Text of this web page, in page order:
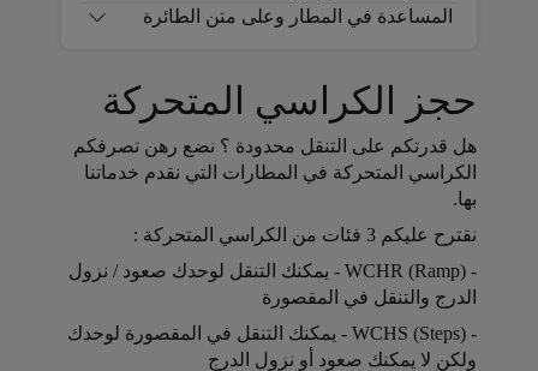
المساعدة في المطار وعلى متن الطائرة
حجز الكراسي المتحركة
هل قدرتكم على التنقل محدودة ؟ نضع رهن تصرفكم
الكراسي المتحركة في المطارات التي نقدم خدماتنا
بها.
Open in a new window
نقترح عليكم 3 فئات من الكراسي المتحركة :
Open in a new window- WCHR (Ramp) - يمكنك التنقل لوحدك صعود / نزول
الدرج والتنقل في المقصورة
Open in a new window- WCHS (Steps) - يمكنك التنقل في المقصورة لوحدك
ولكن لا يمكنك صعود أو نزول الدرج